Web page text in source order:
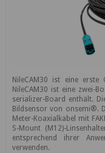
NileCAM30 ist eine erste
NileCAM30 ist eine zwei-
serializer-Board enthält.
Bildsensor von onsemi®.
Meter-Koaxialkabel mit
S-Mount (M12)-
entsprechend ihrer
verwenden.